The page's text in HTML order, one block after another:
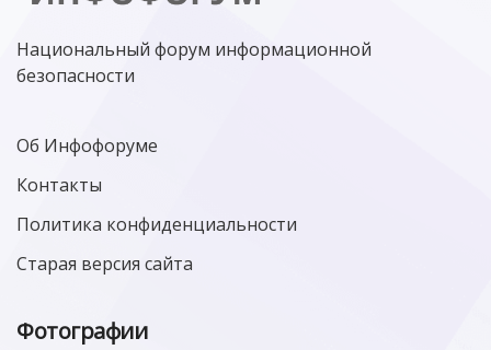
Национальный форум информационной
безопасности
Об Инфофоруме
Контакты
Политика конфиденциальности
Старая версия сайта
Фотографии